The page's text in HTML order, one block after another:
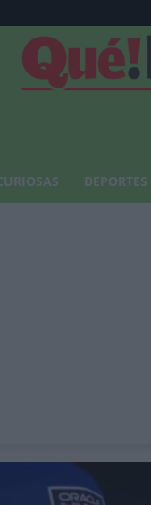
Las 10
DEPORTES